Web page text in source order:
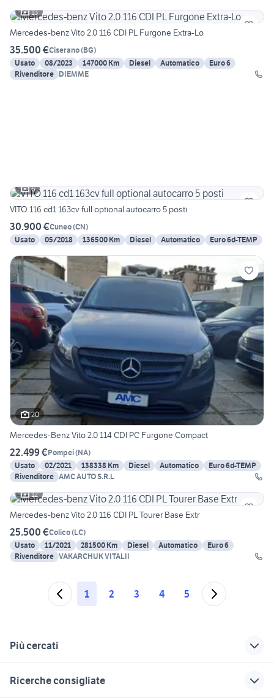
13
Mercedes-benz Vito 2.0 116 CDI PL Furgone Extra-Lo
35.500 €Ciserano(BG)
Usato
08/2023 147000 Km Diesel Automatico
Euro 6
Rivenditore DIEMME
6
VITO 116 cd1 163cv full optional autocarro 5 posti
30.900 €Cuneo(CN)
Usato
05/2018 136500 Km Diesel Automatico Euro 6d-TEMP
20
Mercedes-Benz Vito 2.0 114 CDI PC Furgone Compact
22.499 €Pompei(NA)
Usato
02/2021 138338 Km Diesel Automatico
Euro 6d-TEMP
Rivenditore AMC AUTO S.R.L
12
Mercedes-benz Vito 2.0 116 CDI PL Tourer Base Extr
25.500 €Colico(LC)
Usato
11/2021 281500 Km Diesel Automatico
Euro 6
Rivenditore VAKARCHUK VITALII
1 2 3 4 5
Più cercati
Ricerche consigliate